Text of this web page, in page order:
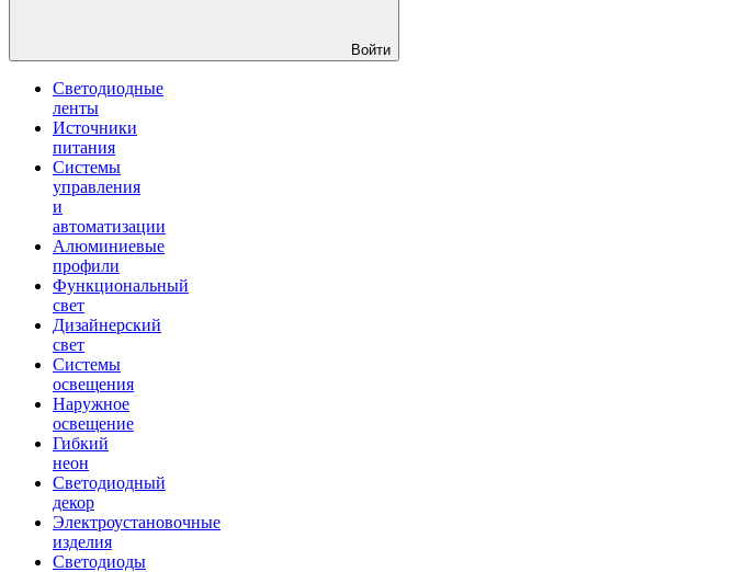
Войти
Светодиодные
ленты
Источники
питания
Системы
управления
и
автоматизации
Алюминиевые
профили
Функциональный
свет
Дизайнерский
свет
Системы
освещения
Наружное
освещение
Гибкий
неон
Светодиодный
декор
Электроустановочные
изделия
Светодиоды